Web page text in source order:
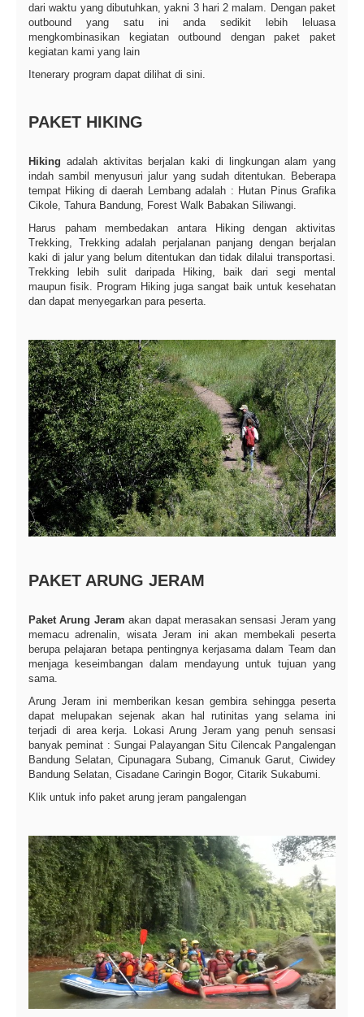
dari waktu yang dibutuhkan, yakni 3 hari 2 malam. Dengan paket
outbound yang satu ini anda sedikit lebih leluasa
mengkombinasikan kegiatan outbound dengan paket paket
kegiatan kami yang lain
Itenerary program dapat dilihat di sini.
PAKET HIKING
Hiking adalah aktivitas berjalan kaki di lingkungan alam yang
indah sambil menyusuri jalur yang sudah ditentukan. Beberapa
tempat Hiking di daerah Lembang adalah : Hutan Pinus Grafika
Cikole, Tahura Bandung, Forest Walk Babakan Siliwangi.
Harus paham membedakan antara Hiking dengan aktivitas
Trekking, Trekking adalah perjalanan panjang dengan berjalan
kaki di jalur yang belum ditentukan dan tidak dilalui transportasi.
Trekking lebih sulit daripada Hiking, baik dari segi mental
maupun fisik. Program Hiking juga sangat baik untuk kesehatan
dan dapat menyegarkan para peserta.
PAKET ARUNG JERAM
Paket Arung Jeram akan dapat merasakan sensasi Jeram yang
memacu adrenalin, wisata Jeram ini akan membekali peserta
berupa pelajaran betapa pentingnya kerjasama dalam Team dan
menjaga keseimbangan dalam mendayung untuk tujuan yang
sama.
Arung Jeram ini memberikan kesan gembira sehingga peserta
dapat melupakan sejenak akan hal rutinitas yang selama ini
terjadi di area kerja. Lokasi Arung Jeram yang penuh sensasi
banyak peminat : Sungai Palayangan Situ Cilencak Pangalengan
Bandung Selatan, Cipunagara Subang, Cimanuk Garut, Ciwidey
Bandung Selatan, Cisadane Caringin Bogor, Citarik Sukabumi.
Klik untuk info paket arung jeram pangalengan